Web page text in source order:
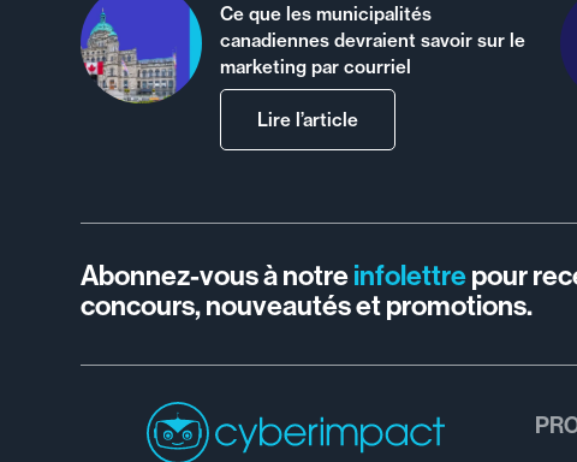
Ce que les municipalités
canadiennes devraient savoir sur le
marketing par courriel
Lire l’article
Abonnez-vous à notreinfolettrepour
concours, nouveautés et promotions.